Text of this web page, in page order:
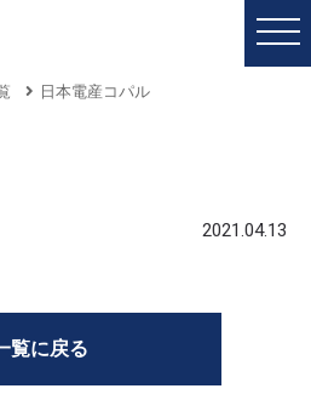
日本電産コパル
2021.04.13
覧に戻る